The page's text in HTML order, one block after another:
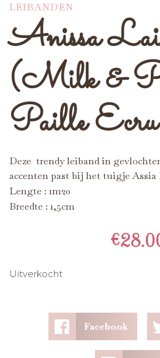
LEIBANDEN
Anissa
(Milk &
Paille Ecru
Deze trendy leiband in
accenten past bij het tuigje
Lengte : 1m20
Breedte : 1,5cm
€
Uitverkocht
Facebook